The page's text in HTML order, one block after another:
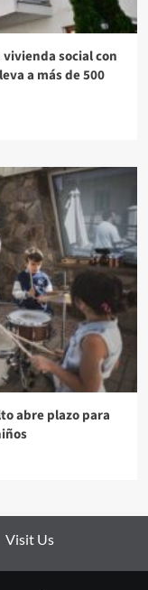
vivienda social con
a más de 500
abre plazo para
Visit Us